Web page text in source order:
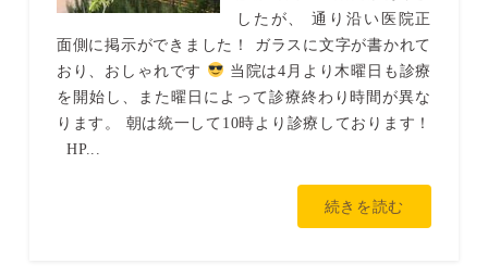
したが、 通り沿い医院正
面側に掲示ができました！ ガラスに文字が書かれて
おり、おしゃれです
当院は4月より木曜日も診療
を開始し、また曜日によって診療終わり時間が異な
ります。 朝は統一して10時より診療しております！
HP...
続きを読む